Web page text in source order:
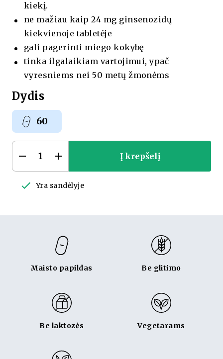
kiekį.
ne mažiau kaip 24 mg ginsenozidų
kiekvienoje tabletėje
gali pagerinti miego kokybę
tinka ilgalaikiam vartojimui, ypač
vyresniems nei 50 metų žmonėms
Dydis
60
PAŠALINTI 1PRIDĖTI 1
Į krepšelį
Yra sandėlyje
Maisto papildas Be glitimo
Be laktozės Vegetarams